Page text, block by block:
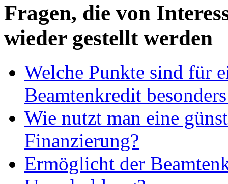
Fragen, die von
wieder gestellt werden
Welche Punkte sind für
Beamtenkredit
Wie nutzt man eine
Finanzierung?
Ermöglicht der